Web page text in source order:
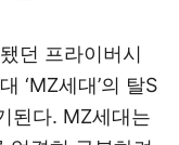
던 프라이버시
‘MZ세대’의 탈S
된다. MZ세대는